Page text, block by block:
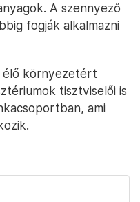
A szennyező
fogják alkalmazni
élő környezetért
tisztviselői is
ami